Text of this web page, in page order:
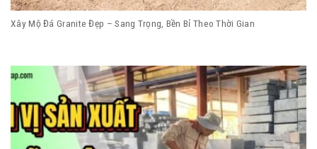
Xây Mộ Đá Granite Đẹp – Sang Trọng, Bền Bỉ Theo Thời Gian